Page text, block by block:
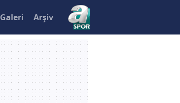
Galeri Arşiv